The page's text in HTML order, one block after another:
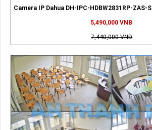
Camera IP Dahua DH-IPC-HDBW2831RP-ZAS-
5,490,000 VNĐ
7,440,000 VNĐ